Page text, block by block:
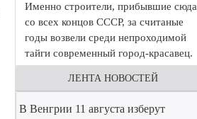
Именно строители, прибывшие сюда
со всех концов СССР, за считаные
годы возвели среди непроходимой
тайги современный город-красавец.
ЛЕНТА НОВОСТЕЙ
В Венгрии 11 августа изберут